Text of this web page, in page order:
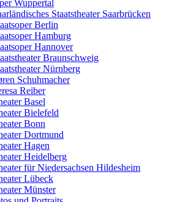
Wuppertal
Staatstheater Saarbrücken
Berlin
Hamburg
Hannover
Braunschweig
Nürnberg
Schuhmacher
Reiber
Basel
Bielefeld
Bonn
Dortmund
Hagen
Heidelberg
für Niedersachsen Hildesheim
Lübeck
Münster